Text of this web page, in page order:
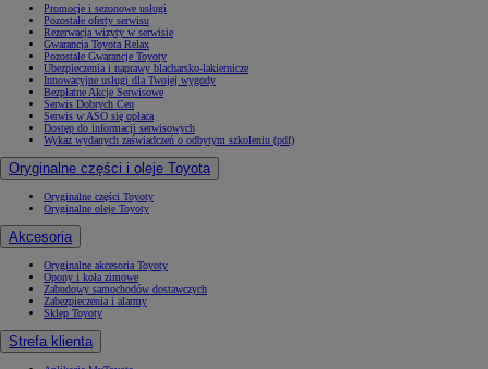
Promocje i sezonowe usługi
Pozostałe oferty serwisu
Rezerwacja wizyty w serwisie
Gwarancja Toyota Relax
Pozostałe Gwarancje Toyoty
Ubezpieczenia i naprawy blacharsko-lakiernicze
Innowacyjne usługi dla Twojej wygody
Bezpłatne Akcje Serwisowe
Serwis Dobrych Cen
Serwis w ASO się opłaca
Dostęp do informacji serwisowych
Wykaz wydanych zaświadczeń o odbytym szkoleniu (pdf)
Oryginalne części i oleje Toyota
Oryginalne części Toyoty
Oryginalne oleje Toyoty
Akcesoria
Oryginalne akcesoria Toyoty
Opony i koła zimowe
Zabudowy samochodów dostawczych
Zabezpieczenia i alarmy
Sklep Toyoty
Strefa klienta